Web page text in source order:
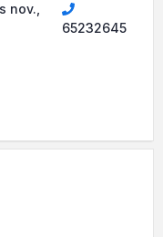
nov.,
65232645